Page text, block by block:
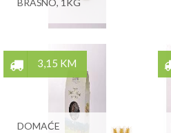
BRAŠNO, 1KG
3,15 KM
DOMAĆE